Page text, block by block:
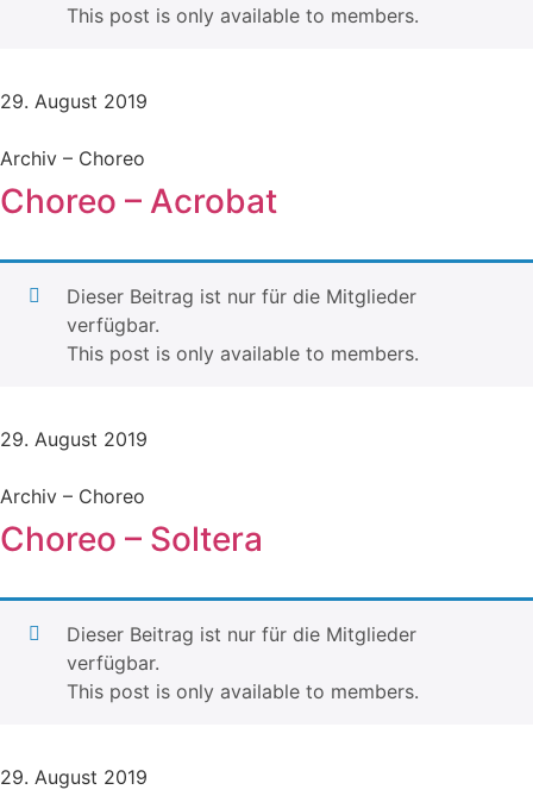
This post is only available to members.
29. August 2019
Archiv – Choreo
Choreo – Acrobat
Dieser Beitrag ist nur für die Mitglieder
verfügbar.
This post is only available to members.
29. August 2019
Archiv – Choreo
Choreo – Soltera
Dieser Beitrag ist nur für die Mitglieder
verfügbar.
This post is only available to members.
29. August 2019